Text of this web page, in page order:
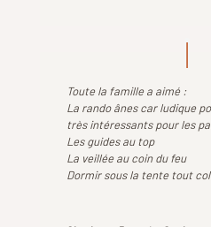
Toute la famille a aimé :
La rando ânes car ludique
très intéressants pour les
Les guides au top
La veillée au coin du feu
Dormir sous la tente tout